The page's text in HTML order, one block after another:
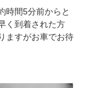
時間5分前からと
く到着された方
ますがお車でお待